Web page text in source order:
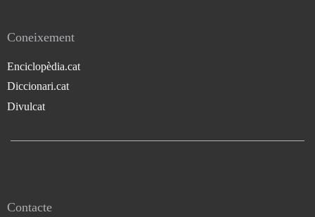
Coneixement
Enciclopèdia.cat
Diccionari.cat
Divulcat
Contacte